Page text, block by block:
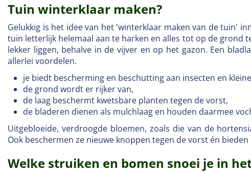
Tuin winterklaar maken?
Gelukkig is het idee van het 'winterklaar maken van de tuin'
tuin letterlijk helemaal aan te harken en alles tot op de grond
lekker liggen, behalve in de vijver en op het gazon. Een
allerlei voordelen.
je biedt bescherming en beschutting aan insecten en
de grond wordt er rijker van,
de laag beschermt kwetsbare planten tegen de vorst,
de bladeren dienen als mulchlaag en houden daarmee
Uitgebloeide, verdroogde bloemen, zoals die van de
Ook beschermen ze nieuwe knoppen tegen de vorst én
Welke struiken en bomen snoei je in